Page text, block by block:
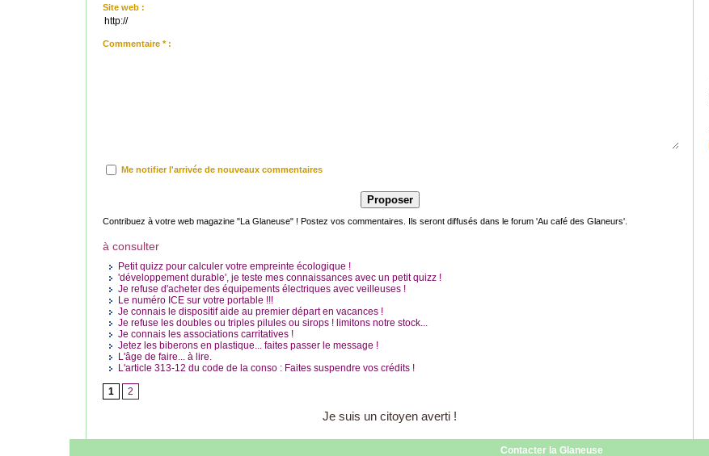
Site web :
Commentaire * :
Me notifier l'arrivée de nouveaux commentaires
Contribuez à votre web magazine "La Glaneuse" ! Postez vos commentaires. Ils seront diffusés dans le forum 'Au café des Glaneurs'.
à consulter
Petit quizz pour calculer votre empreinte écologique !
'développement durable', je teste mes connaissances avec un petit quizz !
Je refuse d'acheter des équipements électriques avec veilleuses !
Le numéro ICE sur votre portable !!!
Je connais le dispositif aide au premier départ en vacances !
Je refuse les doubles ou triples pilules ou sirops ! limitons notre stock...
Je connais les associations carritatives !
Jetez les biberons en plastique... faites passer le message !
L'âge de faire... à lire.
L'article 313-12 du code de la conso : Faites suspendre vos crédits !
1 2
Je suis un citoyen averti !
Contacter la Glaneuse